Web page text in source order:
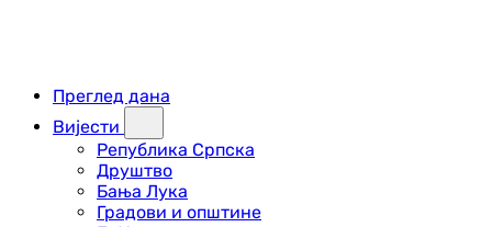
Преглед дана
Вијести
Република Српска
Друштво
Бања Лука
Градови и општине